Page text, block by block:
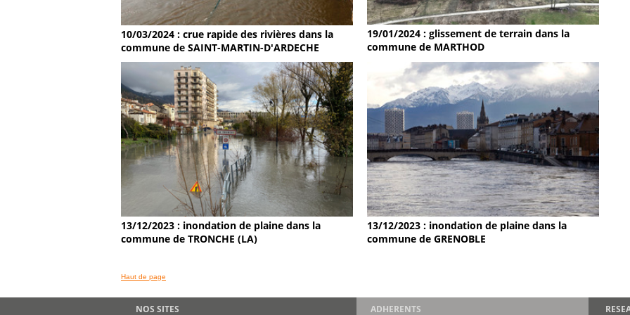
10/03/2024 : crue rapide des rivières dans la
commune de SAINT-MARTIN-D'ARDECHE
19/01/2024 : glissement de terrain dans la
commune de MARTHOD
13/12/2023 : inondation de plaine dans la
commune de TRONCHE (LA)
13/12/2023 : inondation de plaine dans la
commune de GRENOBLE
Haut de page
NOS SITES ADHERENTS